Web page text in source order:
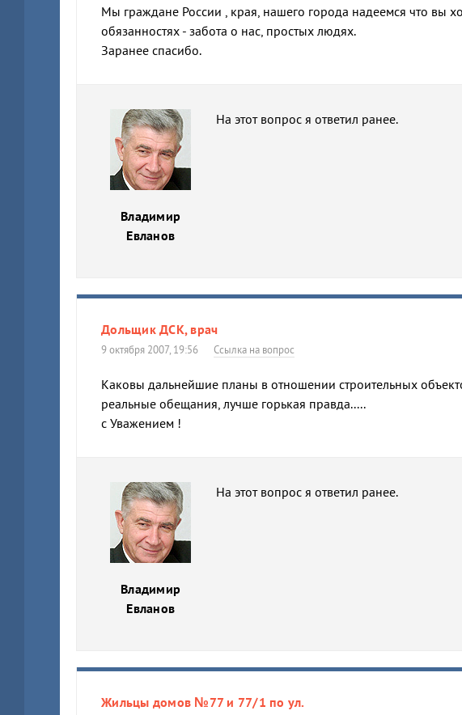
Мы граждане России , края, нашего города надеемся что вы
обязанностях - забота о нас, простых людях.
Заранее спасибо.
Владимир
Евланов
На этот вопрос я ответил ранее.
Дольщик ДСК, врач
9 октября 2007, 19:56 Ссылка на вопрос
Каковы дальнейшие планы в отношении строительных
реальные обещания, лучше горькая правда.....
с Уважением !
Владимир
Евланов
На этот вопрос я ответил ранее.
Жильцы домов №77 и 77/1 по ул.